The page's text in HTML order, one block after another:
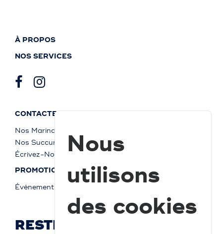
À PROPOS
NOS SERVICES
CONTACTEZ-NOUS
Nos Marinas
Nos Succursales
Écrivez-Nous
PROMOTIONS
Événements
RESTEZ À JOUR ET
Nous
utilisons
des cookies